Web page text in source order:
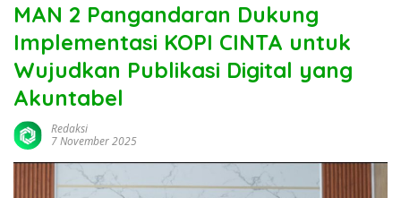
MAN 2 Pangandaran Dukung
Implementasi KOPI CINTA untuk
Wujudkan Publikasi Digital yang
Akuntabel
Redaksi
7 November 2025